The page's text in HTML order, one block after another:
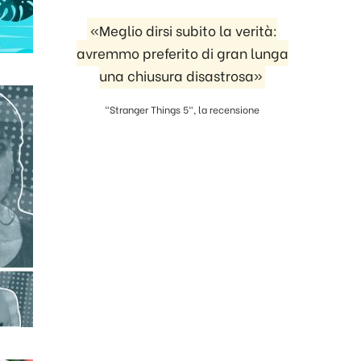
«Meglio dirsi subito la verità:
avremmo preferito di gran lunga
una chiusura disastrosa»
"Stranger Things 5", la recensione